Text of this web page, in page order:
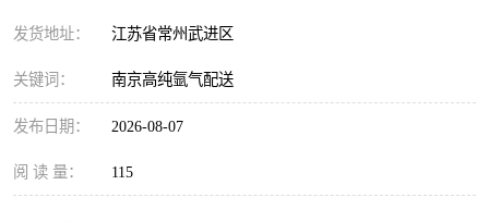
发货地址： 江苏省常州武进区
关键词： 南京高纯氩气配送
发布日期： 2026-08-07
阅 读 量： 115